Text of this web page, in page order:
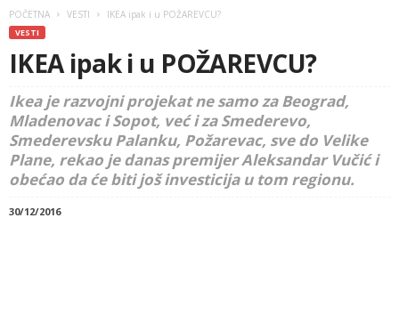
POČETNA VESTI IKEA ipak i u POŽAREVCU?
VESTI
IKEA ipak i u POŽAREVCU?
Ikea je razvojni projekat ne samo za Beograd,
Mladenovac i Sopot, već i za Smederevo,
Smederevsku Palanku, Požarevac, sve do Velike
Plane, rekao je danas premijer Aleksandar Vučić i
obećao da će biti još investicija u tom regionu.
30/12/2016